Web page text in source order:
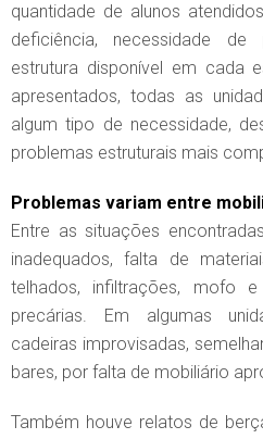
quantidade de alunos
deficiência, necessidade
estrutura disponível em cada
apresentados, todas as
algum tipo de necessidade,
problemas estruturais mais
Problemas variam entre
Entre as situações
inadequados, falta de
telhados, infiltrações, mofo
precárias. Em algumas
cadeiras improvisadas,
bares, por falta de mobiliário
Também houve relatos de